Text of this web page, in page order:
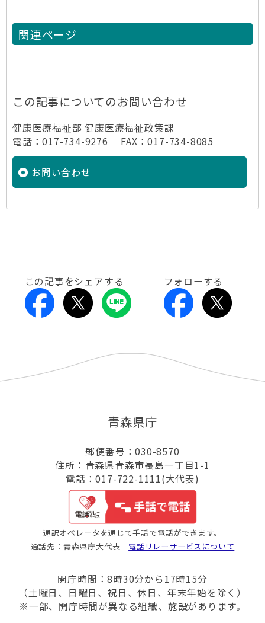
関連ページ
この記事についてのお問い合わせ
健康医療福祉部 健康医療福祉政策課
電話：017-734-9276 FAX：017-734-8085
お問い合わせ
この記事をシェアする フォローする
青森県庁
郵便番号：030-8570
住所：青森県青森市長島一丁目1-1
電話：017-722-1111(大代表)
通訳オペレータを通じて手話で電話ができます。
通話先：青森県庁大代表 電話リレーサービスについて
開庁時間：8時30分から17時15分
（土曜日、日曜日、祝日、休日、年末年始を除く）
※一部、開庁時間が異なる組織、施設があります。